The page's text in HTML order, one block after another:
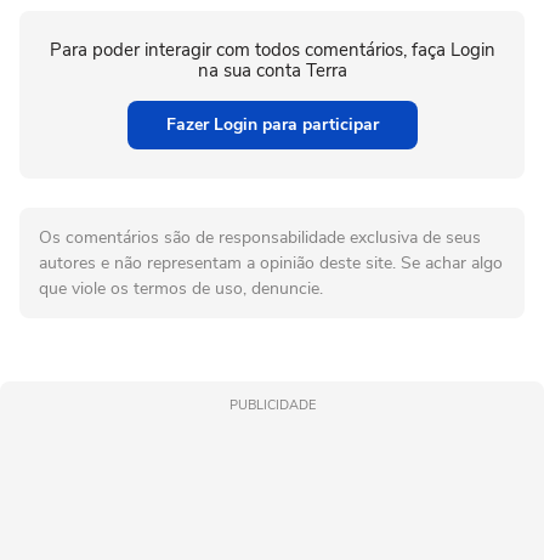
Para poder interagir com todos comentários, faça Login
na sua conta Terra
Fazer Login para participar
Os comentários são de responsabilidade exclusiva de seus
autores e não representam a opinião deste site. Se achar algo
que viole os termos de uso, denuncie.
PUBLICIDADE